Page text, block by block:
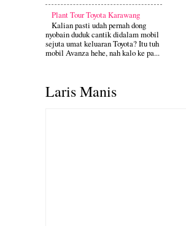
Plant Tour Toyota Karawang
Kalian pasti udah pernah dong
nyobain duduk cantik didalam mobil
sejuta umat keluaran Toyota? Itu tuh
mobil Avanza hehe, nah kalo ke pa...
Laris Manis